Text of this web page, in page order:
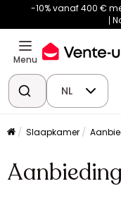
-10% vanaf 400 €
Menu
NL
Slaapkamer